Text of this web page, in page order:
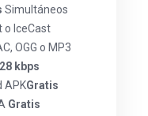
Simultáneos
o IceCast
OGG o MP3
kbps
APKGratis
Gratis